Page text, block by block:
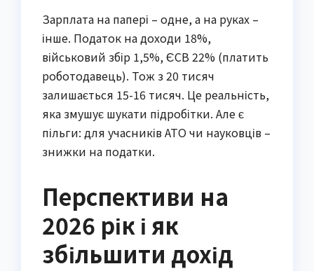
Зарплата на папері – одне, а на руках –
інше. Податок на доходи 18%,
військовий збір 1,5%, ЄСВ 22% (платить
роботодавець). Тож з 20 тисяч
залишається 15-16 тисяч. Це реальність,
яка змушує шукати підробітки. Але є
пільги: для учасників АТО чи науковців –
знижки на податки.
Перспективи на
2026 рік і як
збільшити дохід